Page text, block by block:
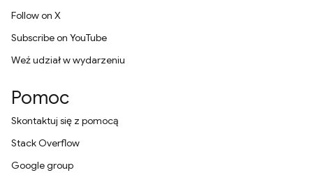
Follow on X
Subscribe on YouTube
Weź udział w wydarzeniu
Pomoc
Skontaktuj się z pomocą
Stack Overflow
Google group